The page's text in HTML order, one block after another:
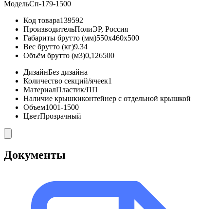
МодельСп-179-1500
Код товара139592
ПроизводительПолиЭР, Россия
Габариты брутто (мм)550x460x500
Вес брутто (кг)9.34
Объём брутто (м3)0,126500
ДизайнБез дизайна
Количество секций/ячеек1
МатериалПластик/ПП
Наличие крышкиконтейнер с отдельной крышкой
Объем1001-1500
ЦветПрозрачный
Документы